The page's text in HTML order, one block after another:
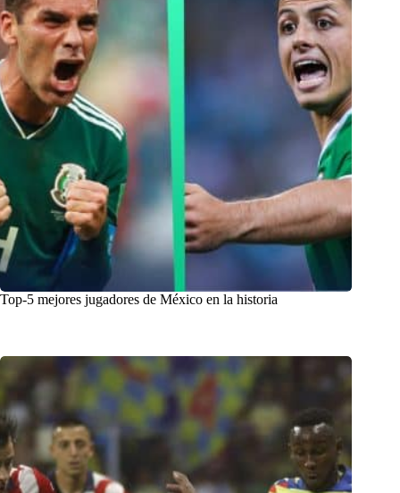
Top-5 mejores jugadores de México en la historia